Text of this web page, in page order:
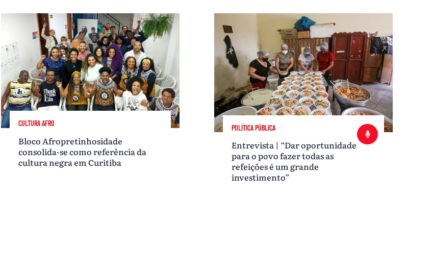
CULTURA AFRO
Bloco Afropretinhosidade
consolida-se como referência da
cultura negra em Curitiba
POLÍTICA PÚBLICA
Entrevista | “Dar oportunidade
para o povo fazer todas as
refeições é um grande
investimento”